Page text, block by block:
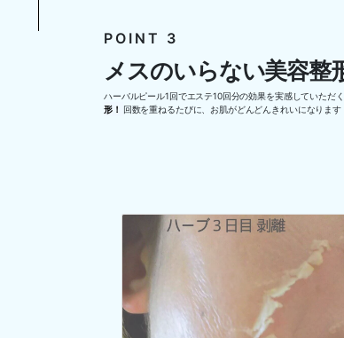
POINT 3
メスのいらない美容整
ハーバルピール1回でエステ10回分の効果を実感していただ
形！ 回数を重ねるたびに、お肌がどんどんきれいになります